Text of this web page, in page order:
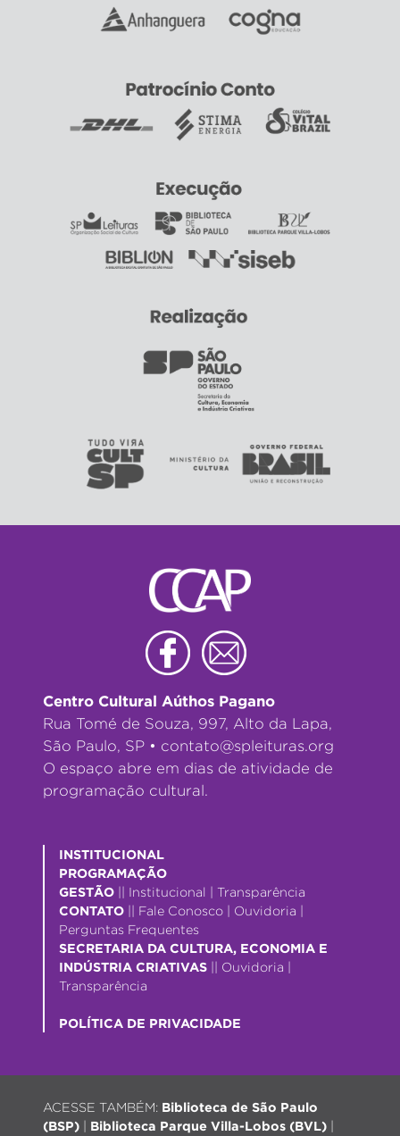
Centro Cultural Aúthos Pagano
Rua Tomé de Souza, 997, Alto da Lapa,
São Paulo, SP • contato@spleituras.org
O espaço abre em dias de atividade de
programação cultural.
INSTITUCIONAL
PROGRAMAÇÃO
GESTÃO
Institucional
Transparência
CONTATO
Fale Conosco Ouvidoria
Perguntas Frequentes
SECRETARIA DA CULTURA, ECONOMIA E
INDÚSTRIA CRIATIVAS
Ouvidoria
Transparência
POLÍTICA DE PRIVACIDADE
ACESSE TAMBÉM: Biblioteca de São Paulo
(BSP)
Biblioteca Parque Villa-Lobos (BVL)